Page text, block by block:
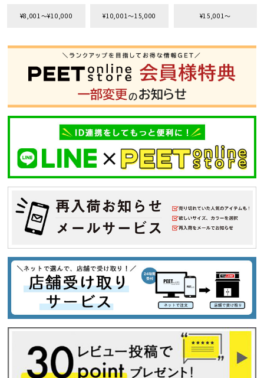
¥8,001〜¥10,000 ¥10,001〜15,000 ¥15,001〜